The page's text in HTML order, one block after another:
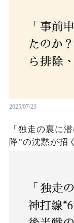
2025/07/23
「独走の裏に
降”の沈黙が